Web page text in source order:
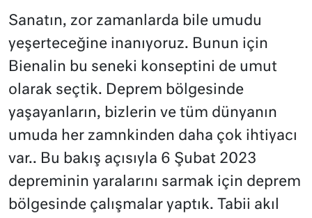
Sanatın, zor zamanlarda bile umudu
yeşerteceğine inanıyoruz. Bunun için
Bienalin bu seneki konseptini de umut
olarak seçtik. Deprem bölgesinde
yaşayanların, bizlerin ve tüm dünyanın
umuda her zamnkinden daha çok ihtiyacı
var.. Bu bakış açısıyla 6 Şubat 2023
depreminin yaralarını sarmak için deprem
bölgesinde çalışmalar yaptık. Tabii akıl